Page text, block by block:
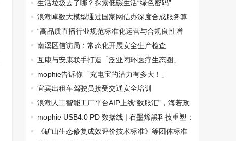
费新网络
生活垃圾去了哪？探索低碳生活“绿色密码”
浪潮卓数大模型通过国家网信办深度合成服务算
法备案
“高品质直播行业规范标准化运营与合规良性增
长”课题研讨会在京召开
南溪区信访局：常态化开展安全生产检查
互康与安康联手打造「泛亚闭环医疗生态圈」
mophie告诉你「充电宝的潜力有多大！」
宜宾出租车驾驶员接受交通安全培训
浪潮人工智能工厂平台AIP上线“数服汇”，海若政
务“数智万景”平台同步发布
mophie USB4.0 PD 数据线 | 石墨烯黑科技重塑：
打破传输与充电界限
《矿山生态修复成效评价技术标准》等团体标准